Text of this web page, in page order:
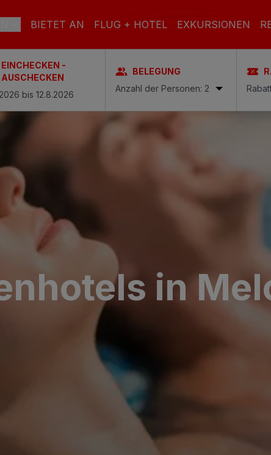
Hotel & adults only
ADULTS ONLY
BIETET AN FLUG + HOTEL EXKURSIONEN
EINCHECKEN -
AUSCHECKEN
BELEGUNG
Anzahl der Personen: 2
in